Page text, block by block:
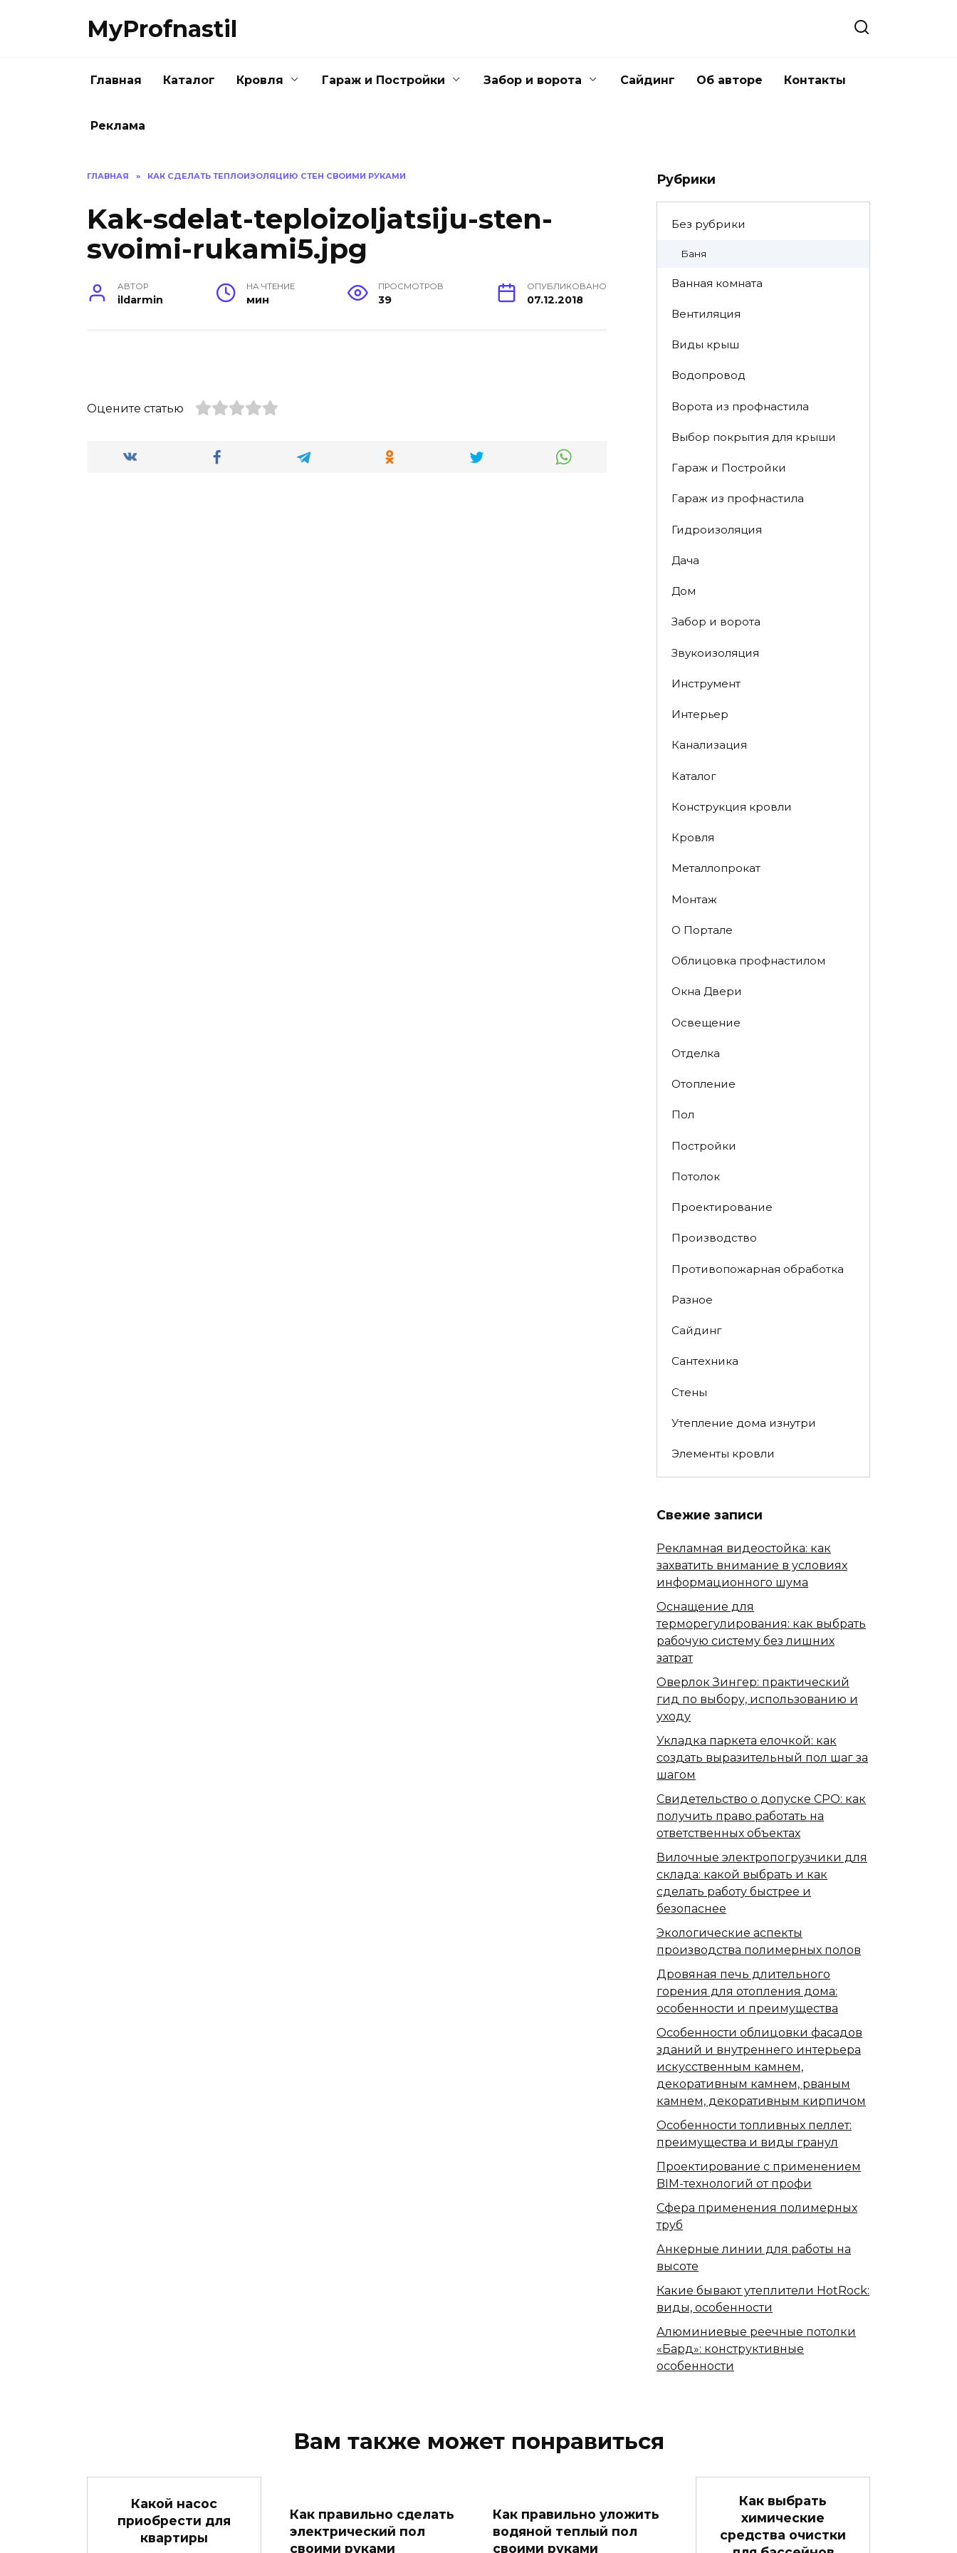
MyProfnastil
Главная Каталог Кровля Гараж и Постройки Забор и ворота Сайдинг Об авторе Контакты
Реклама
ГЛАВНАЯ » КАК СДЕЛАТЬ ТЕПЛОИЗОЛЯЦИЮ СТЕН СВОИМИ РУКАМИ
Kak-sdelat-teploizoljatsiju-sten-
svoimi-rukami5.jpg
АВТОР
ildarmin
НА ЧТЕНИЕ
мин
ПРОСМОТРОВ
39
ОПУБЛИКОВАНО
07.12.2018
Оцените статью
Рубрики
Без рубрики
Баня
Ванная комната
Вентиляция
Виды крыш
Водопровод
Ворота из профнастила
Выбор покрытия для крыши
Гараж и Постройки
Гараж из профнастила
Гидроизоляция
Дача
Дом
Забор и ворота
Звукоизоляция
Инструмент
Интерьер
Канализация
Каталог
Конструкция кровли
Кровля
Металлопрокат
Монтаж
О Портале
Облицовка профнастилом
Окна Двери
Освещение
Отделка
Отопление
Пол
Постройки
Потолок
Проектирование
Производство
Противопожарная обработка
Разное
Сайдинг
Сантехника
Стены
Утепление дома изнутри
Элементы кровли
Свежие записи
Рекламная видеостойка: как
захватить внимание в условиях
информационного шума
Оснащение для
терморегулирования: как выбрать
рабочую систему без лишних
затрат
Оверлок Зингер: практический
гид по выбору, использованию и
уходу
Укладка паркета елочкой: как
создать выразительный пол шаг за
шагом
Свидетельство о допуске СРО: как
получить право работать на
ответственных объектах
Вилочные электропогрузчики для
склада: какой выбрать и как
сделать работу быстрее и
безопаснее
Экологические аспекты
производства полимерных полов
Дровяная печь длительного
горения для отопления дома:
особенности и преимущества
Особенности облицовки фасадов
зданий и внутреннего интерьера
искусственным камнем,
декоративным камнем, рваным
камнем, декоративным кирпичом
Особенности топливных пеллет:
преимущества и виды гранул
Проектирование с применением
BIM-технологий от профи
Сфера применения полимерных
труб
Анкерные линии для работы на
высоте
Какие бывают утеплители HotRock:
виды, особенности
Алюминиевые реечные потолки
«Бард»: конструктивные
особенности
Вам также может понравиться
Какой насос
приобрести для
квартиры
Как правильно сделать
электрический пол
своими руками
Как правильно уложить
водяной теплый пол
своими руками
Как выбрать
химические
средства очистки